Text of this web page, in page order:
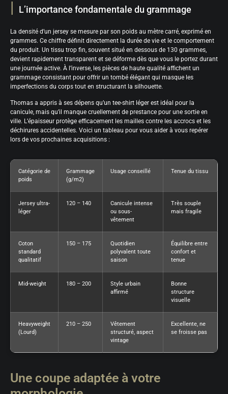
L’importance fondamentale du grammage
La densité d’un jersey se mesure par son poids au mètre carré, exprimé en
grammes. Ce chiffre définit directement la durée de vie et le comportement
du produit. Un tissu trop fin, souvent situé en dessous de 130 grammes,
devient rapidement transparent et se déforme dès que vous le portez durant
une journée active. À l’inverse, les pièces de haute qualité affichent un
grammage consistant pour offrir un tombé élégant qui masque les
imperfections du corps tout en structurant la silhouette.
Thomas a appris à ses dépens qu’un tee-shirt léger est idéal pour la
canicule, mais qu’il manque cruellement de prestance pour une sortie en
ville. L’épaisseur protège efficacement les mailles contre les accrocs et les
déchirures accidentelles. Voici un tableau pour vous aider à vous repérer
lors de vos prochaines acquisitions :
Catégorie de
poids
Grammage
(g/m2)
Usage conseillé Tenue du tissu
Jersey ultra-
léger
120 – 140
Canicule intense
ou sous-
vêtement
Très souple
mais fragile
Coton
standard
qualitatif
150 – 175
Quotidien
polyvalent toute
saison
Équilibre entre
confort et
tenue
Mid-weight 180 – 200
Style urbain
affirmé
Bonne
structure
visuelle
Heavyweight
(Lourd)
210 – 250
Vêtement
structuré, aspect
vintage
Excellente, ne
se froisse pas
Une coupe adaptée à votre